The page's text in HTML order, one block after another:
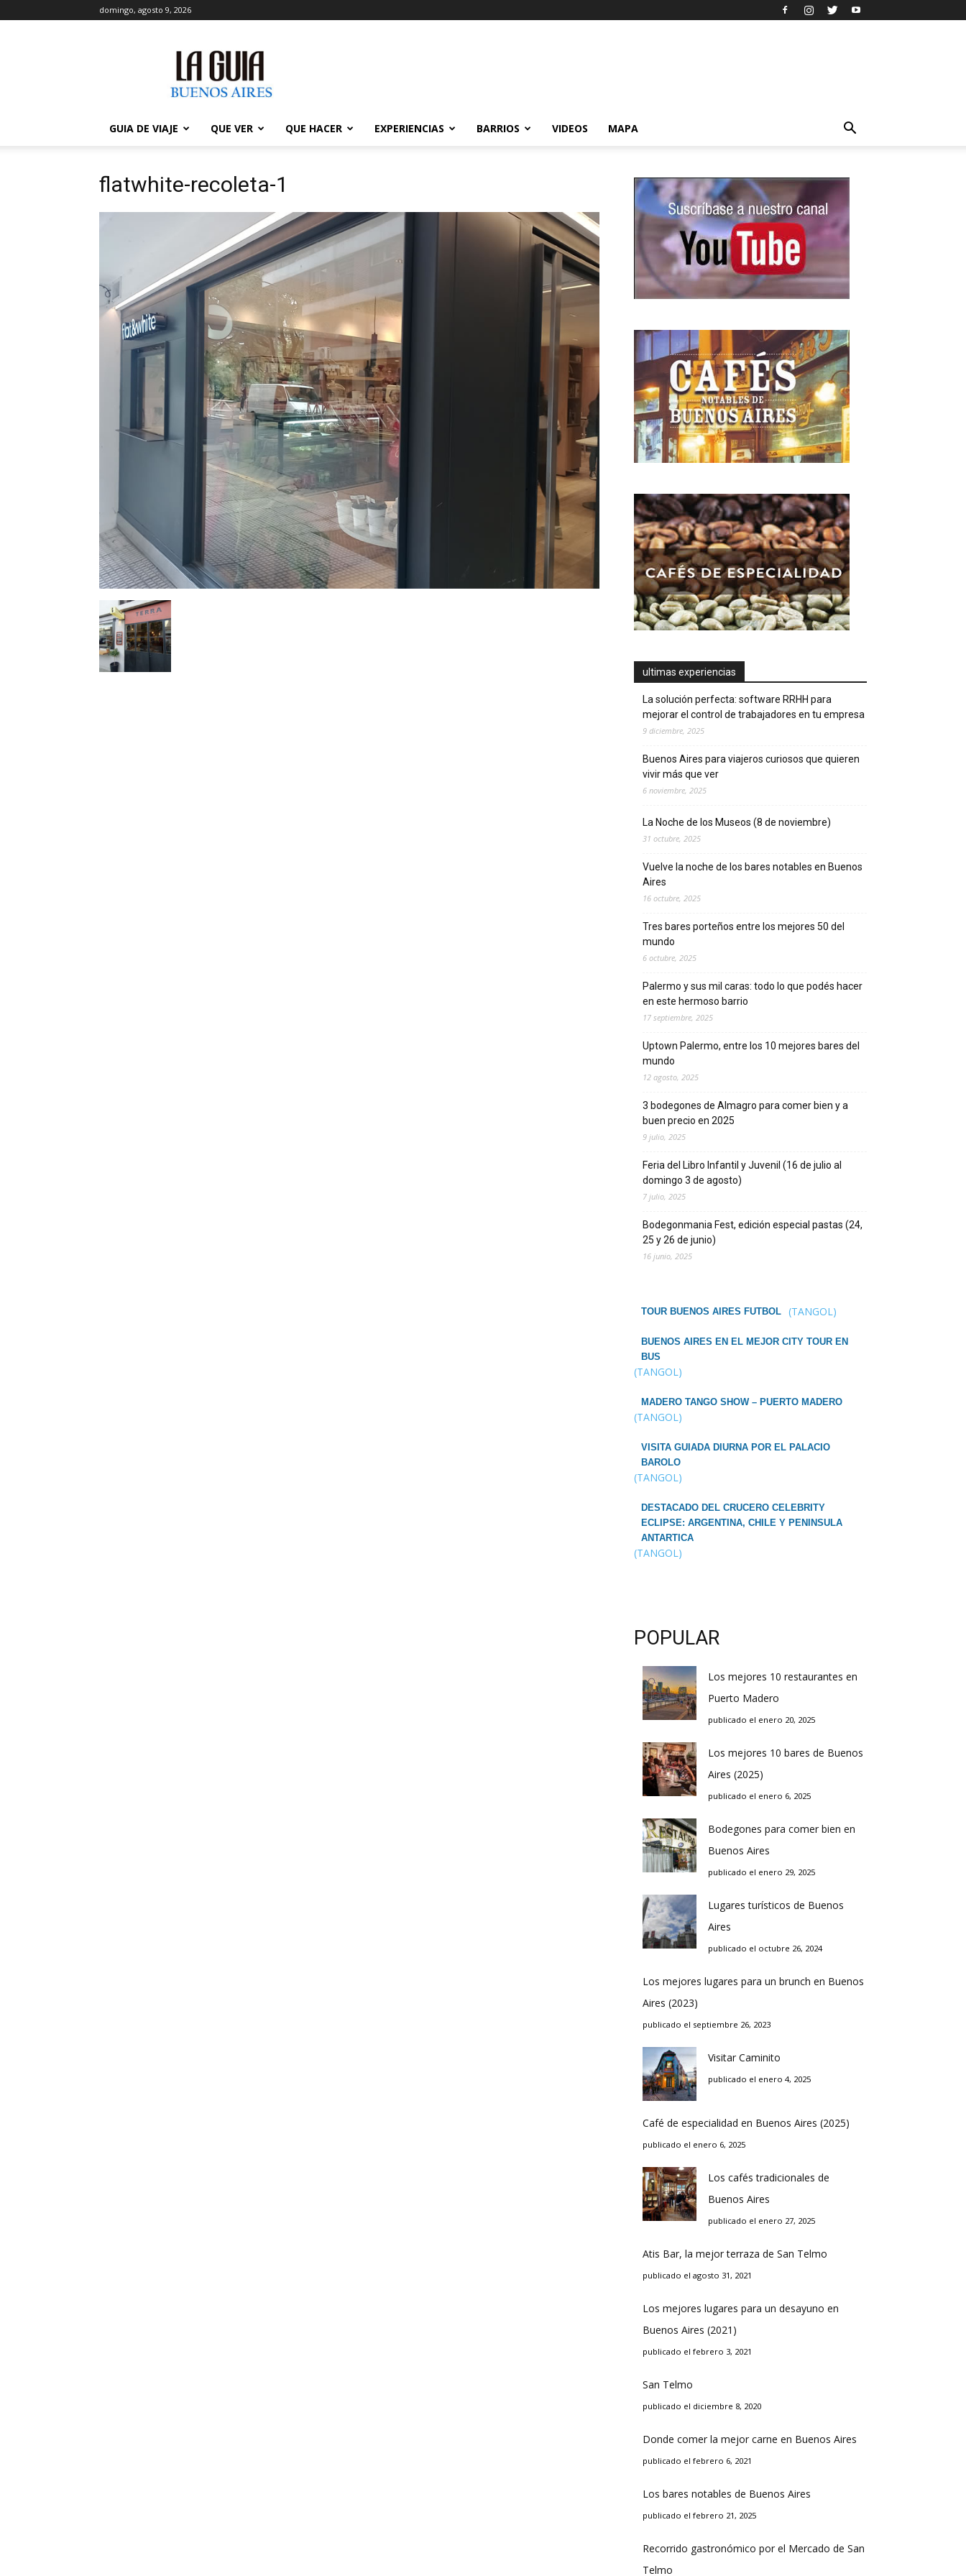
domingo, agosto 9, 2026
Guía
de
Buenos
GUIA DE VIAJE
QUE VER QUE HACER EXPERIENCIAS BARRIOS VIDEOS MAPA
flatwhite-recoleta-1
ultimas experiencias
La solución perfecta: software RRHH para
mejorar el control de trabajadores en tu empresa
9 diciembre, 2025
Buenos Aires para viajeros curiosos que quieren
vivir más que ver
6 noviembre, 2025
La Noche de los Museos (8 de noviembre)
31 octubre, 2025
Vuelve la noche de los bares notables en Buenos
Aires
16 octubre, 2025
Tres bares porteños entre los mejores 50 del
mundo
6 octubre, 2025
Palermo y sus mil caras: todo lo que podés hacer
en este hermoso barrio
17 septiembre, 2025
Uptown Palermo, entre los 10 mejores bares del
mundo
12 agosto, 2025
3 bodegones de Almagro para comer bien y a
buen precio en 2025
9 julio, 2025
Feria del Libro Infantil y Juvenil (16 de julio al
domingo 3 de agosto)
7 julio, 2025
Bodegonmania Fest, edición especial pastas (24,
25 y 26 de junio)
16 junio, 2025
TOUR BUENOS AIRES FUTBOL (TANGOL)
BUENOS AIRES EN EL MEJOR CITY TOUR EN
BUS
(TANGOL)
MADERO TANGO SHOW – PUERTO MADERO
(TANGOL)
VISITA GUIADA DIURNA POR EL PALACIO
BAROLO
(TANGOL)
DESTACADO DEL CRUCERO CELEBRITY
ECLIPSE: ARGENTINA, CHILE Y PENINSULA
ANTARTICA
(TANGOL)
POPULAR
Los mejores 10 restaurantes en
Puerto Madero
publicado el enero 20, 2025
Los mejores 10 bares de Buenos
Aires (2025)
publicado el enero 6, 2025
Bodegones para comer bien en
Buenos Aires
publicado el enero 29, 2025
Lugares turísticos de Buenos
Aires
publicado el octubre 26, 2024
Los mejores lugares para un brunch en Buenos
Aires (2023)
publicado el septiembre 26, 2023
Visitar Caminito
publicado el enero 4, 2025
Café de especialidad en Buenos Aires (2025)
publicado el enero 6, 2025
Los cafés tradicionales de
Buenos Aires
publicado el enero 27, 2025
Atis Bar, la mejor terraza de San Telmo
publicado el agosto 31, 2021
Los mejores lugares para un desayuno en
Buenos Aires (2021)
publicado el febrero 3, 2021
San Telmo
publicado el diciembre 8, 2020
Donde comer la mejor carne en Buenos Aires
publicado el febrero 6, 2021
Los bares notables de Buenos Aires
publicado el febrero 21, 2025
Recorrido gastronómico por el Mercado de San
Telmo